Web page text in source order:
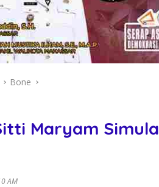
Bone
Maryam
AM